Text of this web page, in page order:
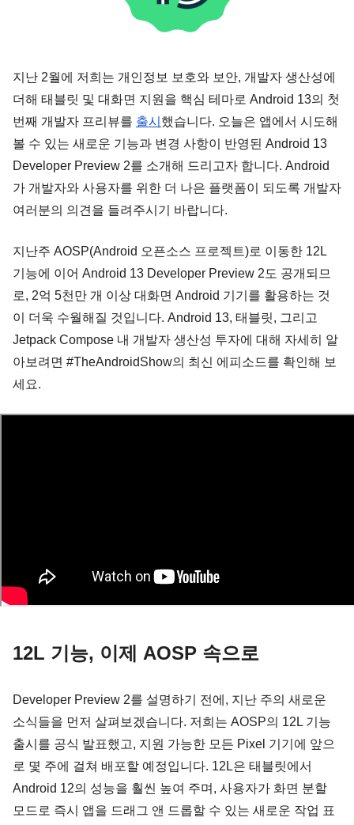
지난 2월에 저희는 개인정보 보호와 보안, 개발자 생산성에
더해 태블릿 및 대화면 지원을 핵심 테마로 Android 13의 첫
번째 개발자 프리뷰를 출시 했습니다. 오늘은 앱에서 시도해
볼 수 있는 새로운 기능과 변경 사항이 반영된 Android 13
Developer Preview 2를 소개해 드리고자 합니다. Android
가 개발자와 사용자를 위한 더 나은 플랫폼이 되도록 개발자
여러분의 의견을 들려주시기 바랍니다.
지난주 AOSP(Android 오픈소스 프로젝트)로 이동한 12L
기능에 이어 Android 13 Developer Preview 2도 공개되므
로, 2억 5천만 개 이상 대화면 Android 기기를 활용하는 것
이 더욱 수월해질 것입니다. Android 13, 태블릿, 그리고
Jetpack Compose 내 개발자 생산성 투자에 대해 자세히 알
아보려면 #TheAndroidShow의 최신 에피소드를 확인해 보
세요.
12L 기능, 이제 AOSP 속으로
Developer Preview 2를 설명하기 전에, 지난 주의 새로운
소식들을 먼저 살펴보겠습니다. 저희는 AOSP의 12L 기능
출시를 공식 발표했고, 지원 가능한 모든 Pixel 기기에 앞으
로 몇 주에 걸쳐 배포할 예정입니다. 12L은 태블릿에서
Android 12의 성능을 훨씬 높여 주며, 사용자가 화면 분할
모드로 즉시 앱을 드래그 앤 드롭할 수 있는 새로운 작업 표